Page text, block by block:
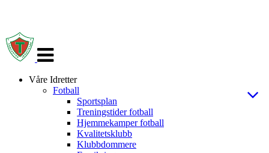
navigasjon
Våre Idretter
Fotball
Sportsplan
Treningstider fotball
Hjemmekamper fotball
Kvalitetsklubb
Klubbdommere